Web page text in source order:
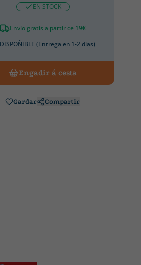
EN STOCK
Envío gratis a partir de 19€
DISPOÑIBLE (Entrega en 1-2 dias)
Engadir á cesta
Gardar Compartir